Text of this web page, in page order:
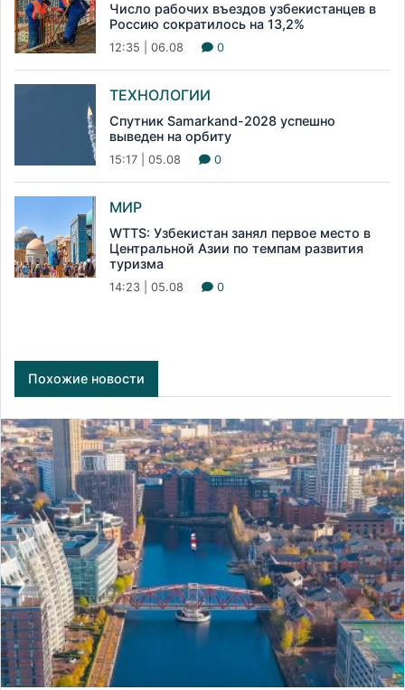
Число рабочих въездов узбекистанцев в
Россию сократилось на 13,2%
12:35 | 06.08 0
ТЕХНОЛОГИИ
Спутник Samarkand-2028 успешно
выведен на орбиту
15:17 | 05.08 0
МИР
WTTS: Узбекистан занял первое место в
Центральной Азии по темпам развития
туризма
14:23 | 05.08 0
Похожие новости